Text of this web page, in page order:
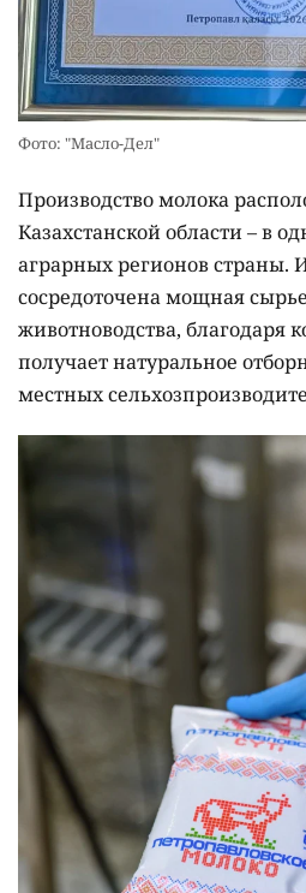
Фото: "Масло-Дел"
Производство молока
Казахстанской области – в
аграрных регионов страны.
сосредоточена мощная
животноводства, благодаря
получает натуральное
местных